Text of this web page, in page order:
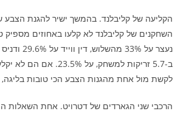
הקליעה של קליבלנד. בהמשך ישיר להגנת הצבע
השחקנים של קליבלנד לא קלעו באחוזים מספיק
ב-5.7 זריקות למשחק, על
לקשת מול אחת מהגנות הצבע הכי טובות בליגה,
הרכבי שני הגארדים של דטרויט. אחת השאלות